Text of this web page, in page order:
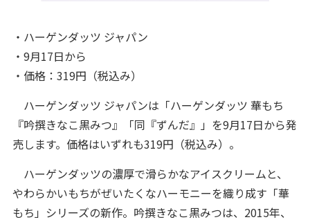
・ハーゲンダッツ ジャパン
・9月17日から
・価格：319円（税込み）
ハーゲンダッツ ジャパンは「ハーゲンダッツ 華もち
『吟撰きなこ黒みつ』「同『ずんだ』」を9月17日から発
売します。価格はいずれも319円（税込み）。
ハーゲンダッツの濃厚で滑らかなアイスクリームと、
やわらかいもちがぜいたくなハーモニーを織り成す「華
もち」シリーズの新作。吟撰きなこ黒みつは、2015年、